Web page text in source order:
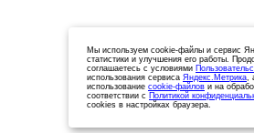
Мы используем cookie-файлы и сервис
статистики и улучшения его работы.
соглашаетесь с условиями
использования сервиса Яндекс.Метрика,
использование cookie-файлов и на
соответствии с Политикой
cookies в настройках браузера.